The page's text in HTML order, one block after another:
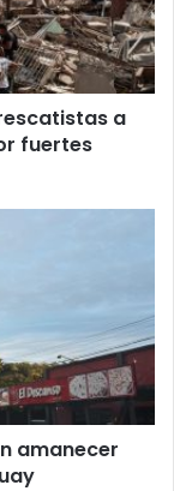
a
fuertes
amanecer